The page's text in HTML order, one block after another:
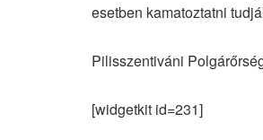
esetben kamatoztatni
Pilisszentiváni
[widgetkit id=231]